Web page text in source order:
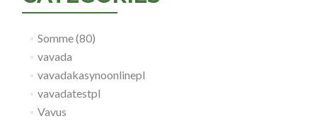
Somme (80)
vavada
vavadakasynoonlinepl
vavadatestpl
Vavus